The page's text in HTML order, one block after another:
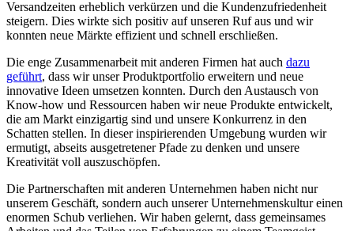
Versandzeiten erheblich verkürzen und die Kundenzufriedenheit
steigern. Dies wirkte sich positiv auf unseren Ruf aus und wir
konnten neue Märkte effizient und ⁢schnell ⁢erschließen.
Die enge Zusammenarbeit ⁣mit anderen Firmen hat auch dazu‌
geführt, ⁣dass wir unser Produktportfolio erweitern und neue
innovative Ideen umsetzen konnten. Durch den Austausch von
Know-how und Ressourcen haben wir neue Produkte‌ entwickelt,
die am Markt einzigartig sind und unsere Konkurrenz in den
Schatten stellen. In dieser inspirierenden ​Umgebung wurden wir
ermutigt,​ abseits ausgetretener ⁣Pfade zu denken und ⁣unsere
Kreativität⁤ voll auszuschöpfen.
Die Partnerschaften ⁣mit ⁤anderen Unternehmen haben nicht nur
⁢unserem Geschäft,⁣ sondern​ auch unserer Unternehmenskultur einen
enormen Schub verliehen. Wir haben gelernt,‌ dass gemeinsames